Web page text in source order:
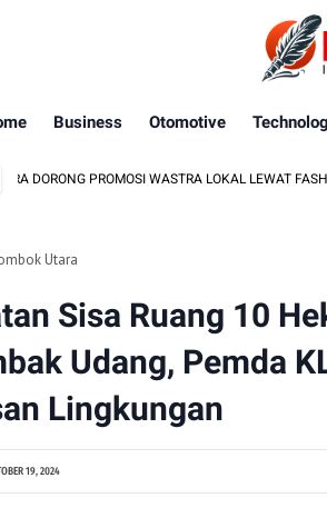
Business Otomotive
PROMOSI WASTRA LOKAL LEWAT FASHION
Utara
Sisa Ruang 10
Udang, Pemda
Lingkungan
19, 2024